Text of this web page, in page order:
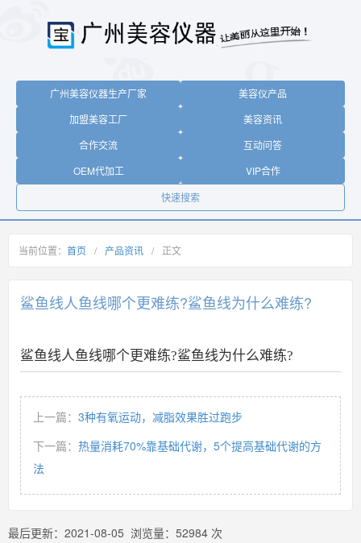
广州美容仪器生产厂家
美容仪产品
加盟美容工厂
美容资讯
合作交流
互动问答
OEM代加工
VIP合作
快速搜索
当前位置： 首页 / 产品资讯 / 正文
鲨鱼线人鱼线哪个更难练?鲨鱼线为什么难练?
鲨鱼线人鱼线哪个更难练?鲨鱼线为什么难练?
上一篇： 3种有氧运动，减脂效果胜过跑步
下一篇： 热量消耗70%靠基础代谢，5个提高基础代谢的方
法
最后更新： 2021-08-05 浏览量： 52984 次